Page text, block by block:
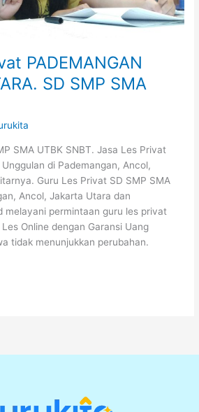
PADEMANGAN
SD SMP SMA
SMA UTBK SNBT. Jasa Les Privat
di Pademangan, Ancol,
Guru Les Privat SD SMP SMA
Ancol, Jakarta Utara dan
melayani permintaan guru les privat
Online dengan Garansi Uang
tidak menunjukkan perubahan.